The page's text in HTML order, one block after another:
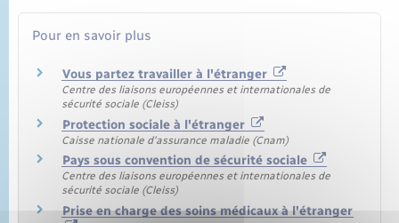
Pour en savoir plus
Vous partez travailler à l'étranger
Centre des liaisons européennes et internationales de
sécurité sociale (Cleiss)
Protection sociale à l'étranger
Caisse nationale d'assurance maladie (Cnam)
Pays sous convention de sécurité sociale
Centre des liaisons européennes et internationales de
sécurité sociale (Cleiss)
Prise en charge des soins médicaux à l'étranger